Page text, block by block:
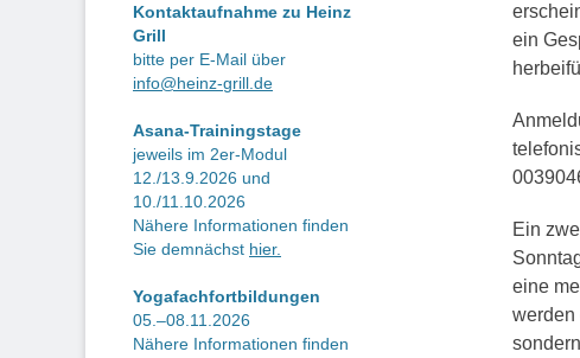
ein
Ein
eine
werden
Kontaktaufnahme zu Heinz
Grill
bitte per E-Mail über
info@heinz-grill.de
Asana-Trainingstage
jeweils im 2er-Modul
12./13.9.2026 und
10./11.10.2026
Nähere Informationen finden
Sie demnächst hier.
Yogafachfortbildungen
05.–08.11.2026
Nähere Informationen finden